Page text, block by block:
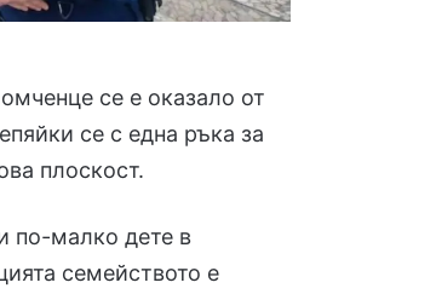
се е оказало от
се с една ръка за
плоскост.
по-малко дете в
семейството е